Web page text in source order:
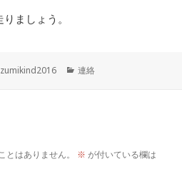
ましょう。
カ
連絡
はありません。 ※ が付いている欄は